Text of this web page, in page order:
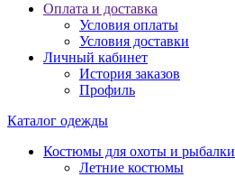
Оплата и доставка
Условия оплаты
Условия доставки
Личный кабинет
История заказов
Профиль
Каталог одежды
Костюмы для охоты и рыбалки
Летние костюмы